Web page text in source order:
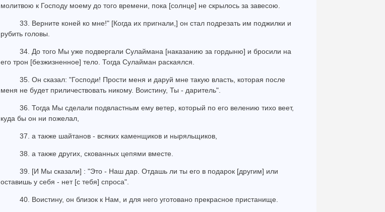
молитвою к Господу моему до того времени, пока [солнце] не скрылось за завесою.
33. Верните коней ко мне!" [Когда их пригнали,] он стал подрезать им поджилки и
рубить головы.
34. До того Мы уже подвергали Сулаймана [наказанию за гордыню] и бросили на
его трон [безжизненное] тело. Тогда Сулайман раскаялся.
35. Он сказал: "Господи! Прости меня и даруй мне такую власть, которая после
меня не будет приличествовать никому. Воистину, Ты - даритель".
36. Тогда Мы сделали подвластным ему ветер, который по его велению тихо веет,
куда бы он ни пожелал,
37. а также шайтанов - всяких каменщиков и ныряльщиков,
38. а также других, скованных цепями вместе.
39. [И Мы сказали] : "Это - Наш дар. Отдашь ли ты его в подарок [другим] или
оставишь у себя - нет [с тебя] спроса".
40. Воистину, он близок к Нам, и для него уготовано прекрасное пристанище.